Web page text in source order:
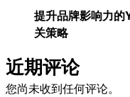
提升品牌影响力
关策略
近期评论
您尚未收到任何评论。